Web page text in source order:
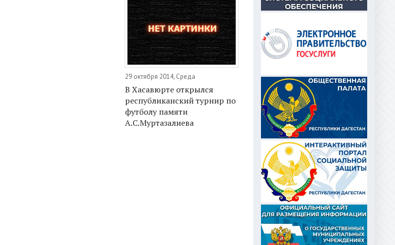
29 октября 2014, Среда
В Хасавюрте открылся
республиканский турнир по
футболу памяти
А.С.Муртазалиева